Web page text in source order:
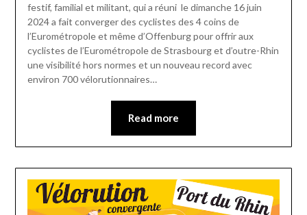
festif, familial et militant, qui a réuni le dimanche 16 juin
2024 a fait converger des cyclistes des 4 coins de
l’Eurométropole et même d’Offenburg pour offrir aux
cyclistes de l’Eurométropole de Strasbourg et d’outre-Rhin
une visibilité hors normes et un nouveau record avec
environ 700 vélorutionnaires…
Read more